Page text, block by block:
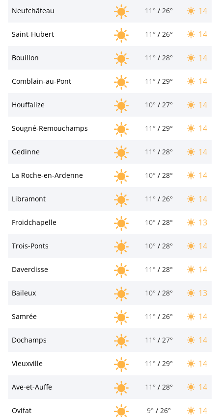
Neufchâteau 11° / 26° 14
Saint-Hubert 11° / 26° 14
Bouillon 11° / 28° 14
Comblain-au-Pont 11° / 29° 14
Houffalize 10° / 27° 14
Sougné-Remouchamps 11° / 29° 14
Gedinne 11° / 28° 14
La Roche-en-Ardenne 10° / 28° 14
Libramont 11° / 26° 14
Froidchapelle 10° / 28° 13
Trois-Ponts 10° / 28° 14
Daverdisse 11° / 28° 14
Baileux 10° / 28° 13
Samrée 11° / 26° 14
Dochamps 11° / 27° 14
Vieuxville 11° / 29° 14
Ave-et-Auffe 11° / 28° 14
Ovifat 9° / 26°
14